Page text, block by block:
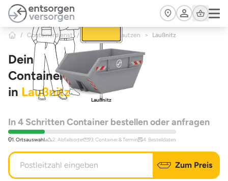
Zum Hauptinhalt springen
Cart
/ Containerdienst / Bautzen > Laußnitz
Dein
Containerdienst
in Laußnitz
Laußnitz
In 4 Schritten Container bestellen oder anfragen
1. Ortsauswahl 2. Abfallsorte 3. Container & Termin 4. Bestelldaten
Zum Preis